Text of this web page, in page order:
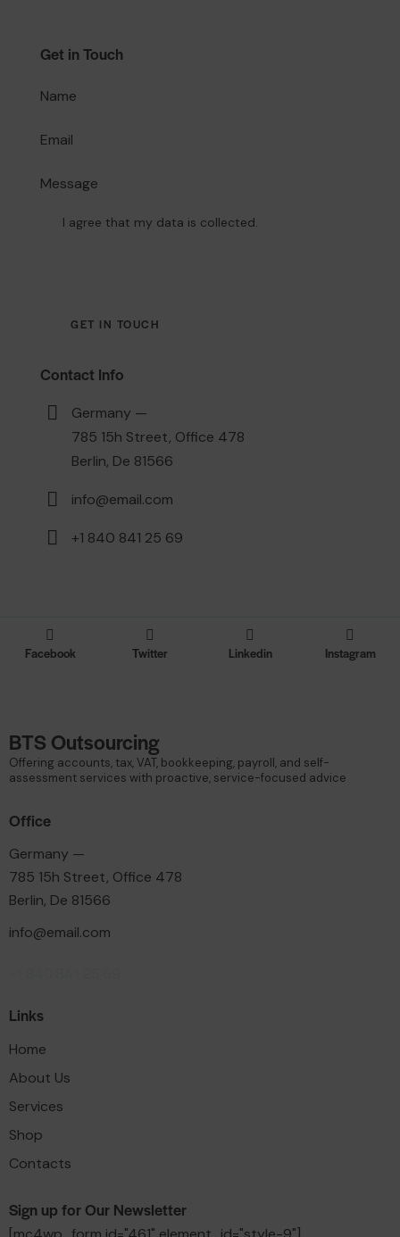
Get in Touch
I agree that my data is collected.
Contact Info
Germany —
785 15h Street, Office 478
Berlin, De 81566
info@email.com
+1 840 841 25 69
Facebook Twitter Linkedin Instagram
BTS Outsourcing
Offering accounts, tax, VAT, bookkeeping, payroll, and self-
assessment services with proactive, service-focused advice
Office
Germany —
785 15h Street, Office 478
Berlin, De 81566
info@email.com
Links
Home
About Us
Services
Shop
Contacts
Sign up for Our Newsletter